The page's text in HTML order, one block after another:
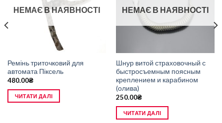
НЕМАЄ В НАЯВНОСТІ
Ремінь триточковий для
автомата Піксель
480.00₴
ЧИТАТИ ДАЛІ
НЕМАЄ В НАЯВНОСТІ
Шнур витой страховочный с
быстросъемным поясным
креплением и карабином
(олива)
250.00₴
ЧИТАТИ ДАЛІ